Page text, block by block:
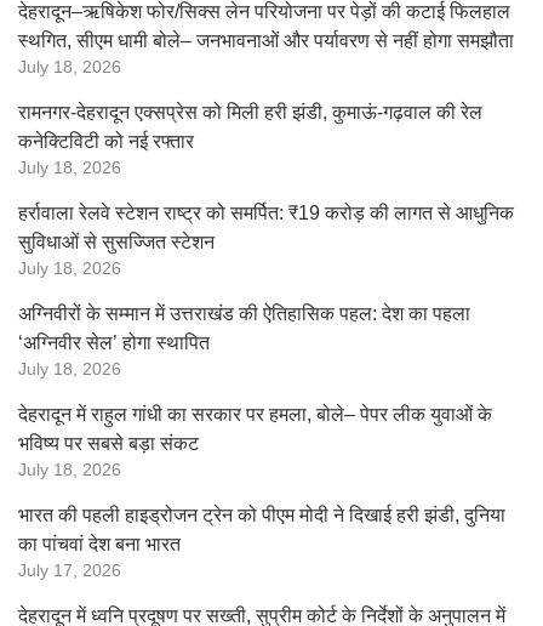
देहरादून–ऋषिकेश फोर/सिक्स लेन परियोजना पर पेड़ों की कटाई फिलहाल
स्थगित, सीएम धामी बोले– जनभावनाओं और पर्यावरण से नहीं होगा समझौता
July 18, 2026
रामनगर-देहरादून एक्सप्रेस को मिली हरी झंडी, कुमाऊं-गढ़वाल की रेल
कनेक्टिविटी को नई रफ्तार
July 18, 2026
हर्रावाला रेलवे स्टेशन राष्ट्र को समर्पित: ₹19 करोड़ की लागत से आधुनिक
सुविधाओं से सुसज्जित स्टेशन
July 18, 2026
अग्निवीरों के सम्मान में उत्तराखंड की ऐतिहासिक पहल: देश का पहला
‘अग्निवीर सेल’ होगा स्थापित
July 18, 2026
देहरादून में राहुल गांधी का सरकार पर हमला, बोले– पेपर लीक युवाओं के
भविष्य पर सबसे बड़ा संकट
July 18, 2026
भारत की पहली हाइड्रोजन ट्रेन को पीएम मोदी ने दिखाई हरी झंडी, दुनिया
का पांचवां देश बना भारत
July 17, 2026
देहरादून में ध्वनि प्रदूषण पर सख्ती, सुप्रीम कोर्ट के निर्देशों के अनुपालन में